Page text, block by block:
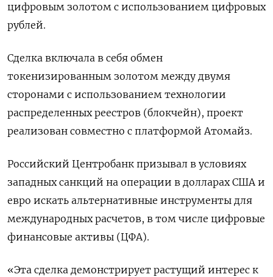
цифровым золотом с использованием цифровых
рублей.
Сделка включала в себя обмен
токенизированным золотом между двумя
сторонами с использованием технологии
распределенных реестров (блокчейн), проект
реализован совместно с платформой Атомайз.
Российский Центробанк призывал в условиях
западных санкций на операции в долларах США и
евро искать альтернативные инструменты для
международных расчетов, в том числе цифровые
финансовые активы (ЦФА).
«Эта сделка демонстрирует растущий интерес к